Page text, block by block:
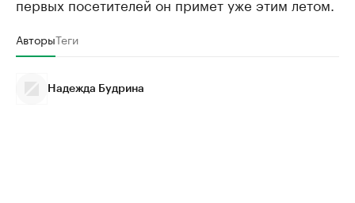
АвторыТеги
Надежда Будрина